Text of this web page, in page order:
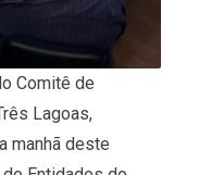
Comitê de
Lagoas,
manhã deste